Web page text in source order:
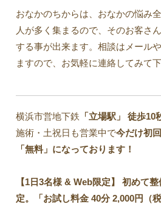
おなかのちからは、おなかの悩み
人が多く集まるので、そのお客さ
する事が出来ます。相談はメール
ますので、お気軽に連絡してみて
横浜市営地下鉄 「立場駅」 徒歩10
施術・土祝日も営業中で今だけ初
「無料」になっております！
【1日3名様 & Web限定】 初めて
定。「お試し料金 40分 2,000円（